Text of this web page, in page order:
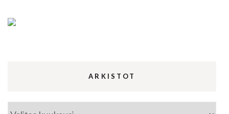
ARKISTOT
Arkistot